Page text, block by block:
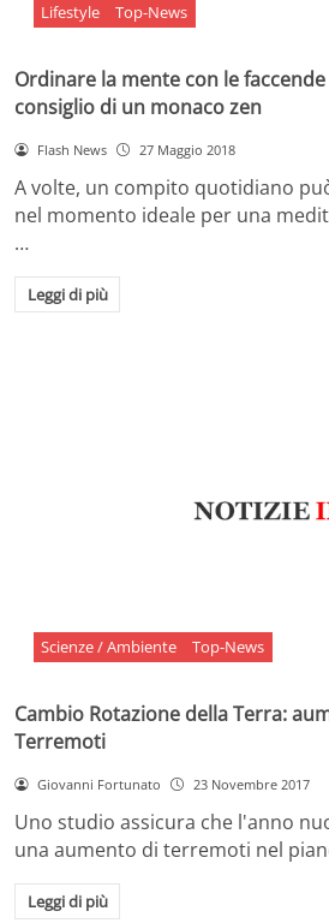
Lifestyle Top-News
Ordinare la mente con le
consiglio di un monaco zen
Flash News 27 Maggio 2018
A volte, un compito quotidiano
nel momento ideale per una
…
Leggi di più
Scienze / Ambiente Top-News
Cambio Rotazione della Terra:
Terremoti
Giovanni Fortunato 23 Novembre 2017
Uno studio assicura che l'anno
una aumento di terremoti nel
Leggi di più